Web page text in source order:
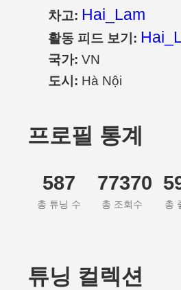
차고: Hai_Lam
활동 피드 보기:
국가: VN
도시: Hà Nội
프로필 통계
587
총 튜닝 수
77370
총 조회수
총
튜닝 컬렉션